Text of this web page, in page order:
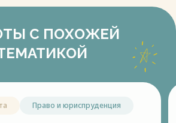
С ПОХОЖЕЙ
Право и юриспруденция